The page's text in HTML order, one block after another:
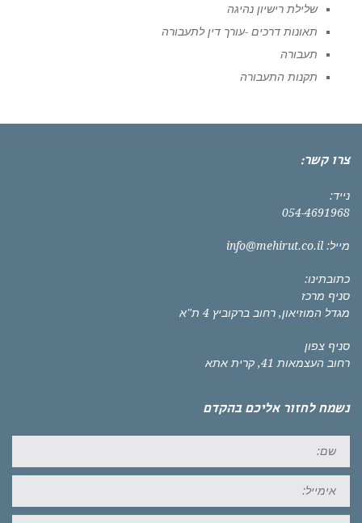
שלילת רישיון נהיגה
תאונות דרכים -עורך דין לתעבורה
תעבורה
תקנות התעבורה
צרו קשר:
נייד:
054-4691968
מייל: info@mehirut.co.il
כתובתינו:
סניף מרכז
מגדל המוזיאון, רחוב ברקוביץ 4 ת"א
סניף צפון
רחוב העצמאות 41, קרית אתא
נשמח לחזור אליכם בהקדם